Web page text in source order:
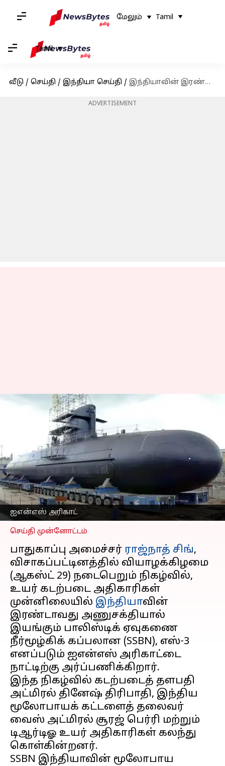
மேலும் Tamil
Tamil
வீடு / செய்தி / இந்தியா செய்தி / இந்தியாவின் இரண்டாவது அணுசக்தி நீர்மூழ்கி கப்பலை இன்று நாட்டுக்கு அர்ப்பணிக்கிறார் அமைச்சர் ராஜ்நாத் சிங்
ADVERTISEMENT
ஐஎன்எஸ் அரிகாட்
இந்தியாவின்
இரண்டாவது அணுசக்தி
நீர்மூழ்கி கப்பலை இன்று
நாட்டுக்கு
அர்ப்பணிக்கிறார்
அமைச்சர் ராஜ்நாத் சிங்
எழுதியவர் Sekar Chinnappan Aug 29, 2024 10:50 am
செய்தி முன்னோட்டம்
பாதுகாப்பு அமைச்சர் ராஜ்நாத் சிங்,
விசாகப்பட்டினத்தில் வியாழக்கிழமை
(ஆகஸ்ட் 29) நடைபெறும் நிகழ்வில்,
உயர் கடற்படை அதிகாரிகள்
முன்னிலையில் இந்தியாவின்
இரண்டாவது அணுசக்தியால்
இயங்கும் பாலிஸ்டிக் ஏவுகணை
நீர்மூழ்கிக் கப்பலான (SSBN), எஸ்-3
எனப்படும் ஐஎன்எஸ் அரிகாட்டை
நாட்டிற்கு அர்ப்பணிக்கிறார்.
இந்த நிகழ்வில் கடற்படைத் தளபதி
அட்மிரல் தினேஷ் திரிபாதி, இந்திய
மூலோபாயக் கட்டளைத் தலைவர்
வைஸ் அட்மிரல் சூரஜ் பெர்ரி மற்றும்
டிஆர்டிஓ உயர் அதிகாரிகள் கலந்து
கொள்கின்றனர்.
SSBN இந்தியாவின் மூலோபாய